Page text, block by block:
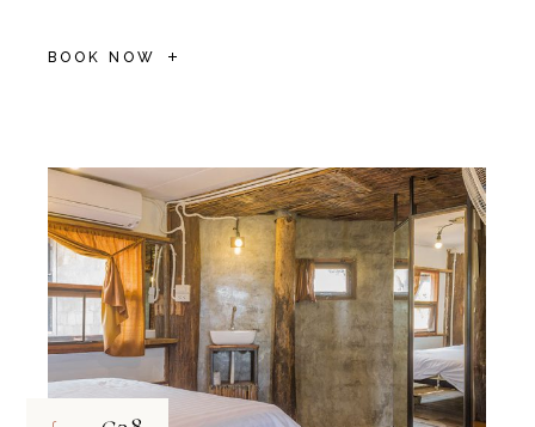
BOOK NOW